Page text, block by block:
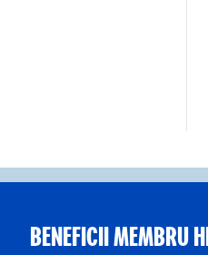
BENEFICII MEMBRU